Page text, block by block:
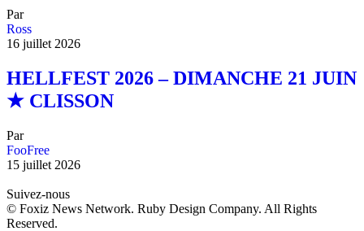
Par
Ross
16 juillet 2026
HELLFEST 2026 – DIMANCHE 21 JUIN
★ CLISSON
Par
FooFree
15 juillet 2026
Suivez-nous
© Foxiz News Network. Ruby Design Company. All Rights
Reserved.